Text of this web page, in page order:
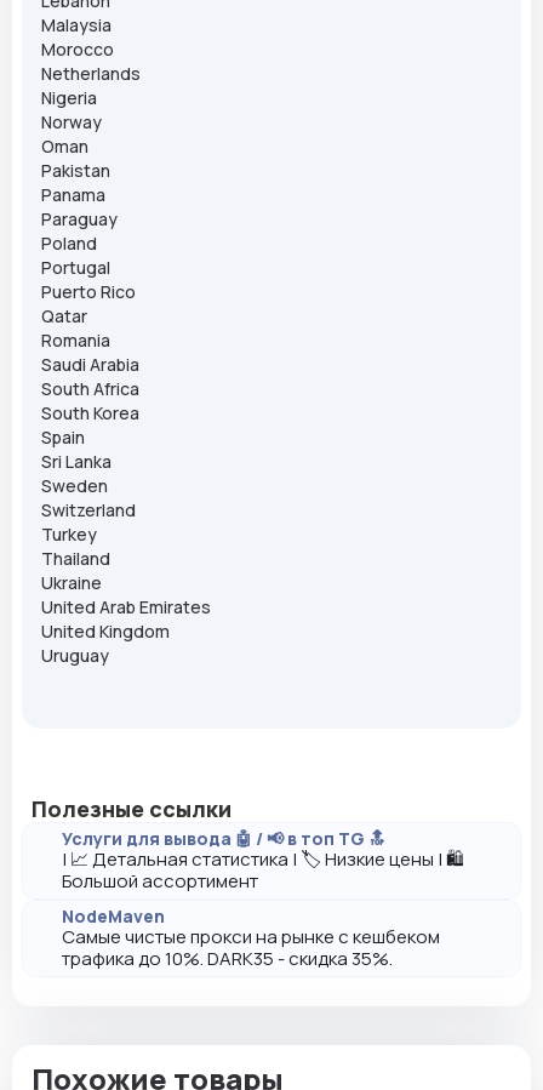
Malaysia
Morocco
Netherlands
Nigeria
Norway
Oman
Pakistan
Panama
Paraguay
Poland
Portugal
Puerto Rico
Qatar
Romania
Saudi Arabia
South Africa
South Korea
Spain
Sri Lanka
Sweden
Switzerland
Turkey
Thailand
Ukraine
United Arab Emirates
United Kingdom
Uruguay
Полезные ссылки
Услуги для вывода 🤖 / 📢 в топ TG 🔝
| 📈 Детальная статистика | 🏷️ Низкие цены | 🛍️
Большой ассортимент
NodeMaven
Самые чистые прокси на рынке с кешбеком
трафика до 10%. DARK35 - скидка 35%.
Похожие товары